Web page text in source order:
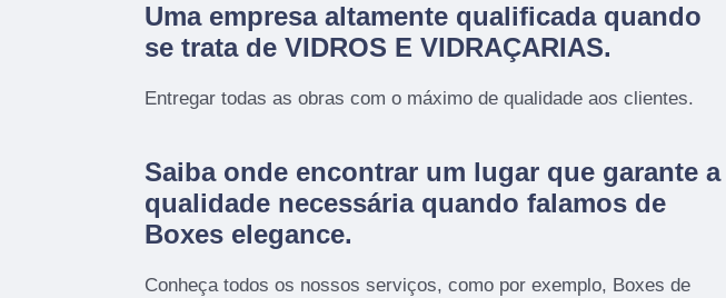
Uma empresa altamente qualificada quando
se trata de VIDROS E VIDRAÇARIAS.
Entregar todas as obras com o máximo de qualidade aos clientes.
Saiba onde encontrar um lugar que garante a
qualidade necessária quando falamos de
Boxes elegance.
Conheça todos os nossos serviços, como por exemplo, Boxes de